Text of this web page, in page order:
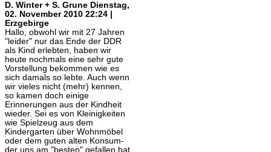
D. Winter + S. Grune Dienstag,
02. November 2010 22:24 |
Erzgebirge
Hallo, obwohl wir mit 27 Jahren
"leider" nur das Ende der DDR
als Kind erlebten, haben wir
heute nochmals eine sehr gute
Vorstellung bekommen wie es
sich damals so lebte. Auch wenn
wir vieles nicht (mehr) kennen,
so kamen doch einige
Erinnerungen aus der Kindheit
wieder. Sei es von Kleinigkeiten
wie Spielzeug aus dem
Kindergarten über Wohnmöbel
oder dem guten alten Konsum-
der uns am "besten" gefallen hat